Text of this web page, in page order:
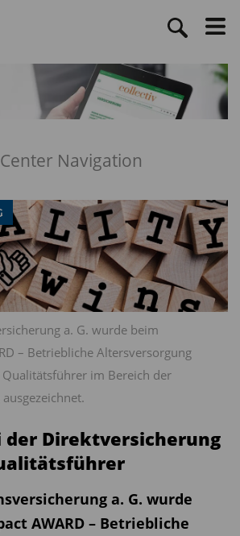
a. G. wurde beim
– Betriebliche Altersversorgung
Qualitätsführer im Bereich der
der Direktversicherung
a. G. wurde
AWARD – Betriebliche